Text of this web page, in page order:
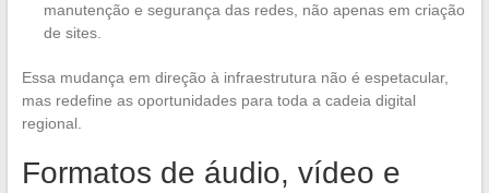
manutenção e segurança das redes, não apenas em criação
de sites.
Essa mudança em direção à infraestrutura não é espetacular,
mas redefine as oportunidades para toda a cadeia digital
regional.
Formatos de áudio, vídeo e